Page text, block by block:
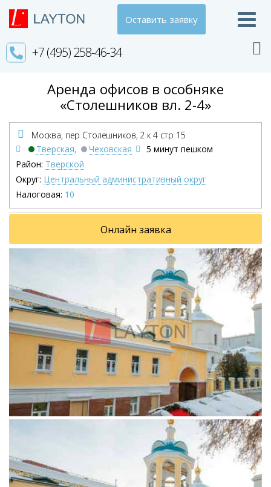
Оставить заявку
+7 (495) 258-46-34
Аренда офисов в особняке
«Столешников вл. 2-4»
Москва, пер Столешников, 2 к 4 стр 15
Тверская, Чеховская
5 минут пешком
Район: Тверской
Округ: Центральный административный округ
Налоговая: 10
Онлайн заявка